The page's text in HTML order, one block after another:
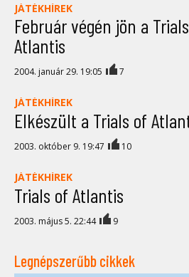
JÁTÉKHÍREK
Február végén jön a
Atlantis
2004. január 29. 19:05 7
JÁTÉKHÍREK
Elkészült a Trials of
2003. október 9. 19:47 10
JÁTÉKHÍREK
Trials of Atlantis
2003. május 5. 22:44 9
Legnépszerűbb cikkek